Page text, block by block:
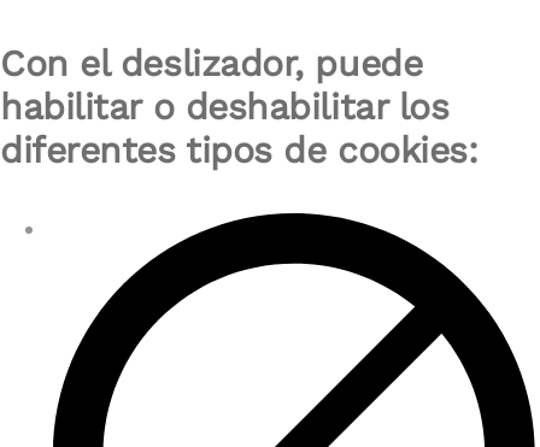
Con el deslizador, puede
habilitar o deshabilitar los
diferentes tipos de cookies: